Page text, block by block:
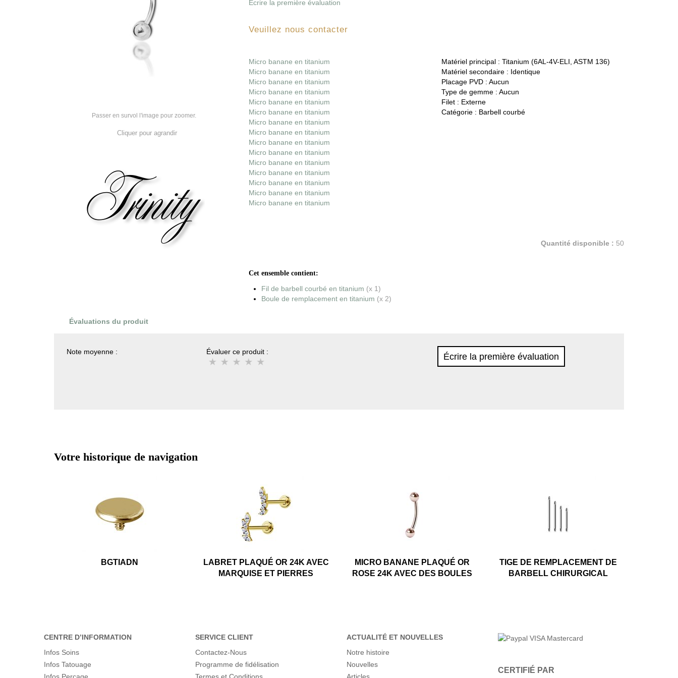
Passer en survol l'image pour zoomer.
Cliquer pour agrandir
Écrire la première évaluation
Veuillez nous contacter
Micro banane en titanium
Micro banane en titanium
Micro banane en titanium
Micro banane en titanium
Micro banane en titanium
Micro banane en titanium
Micro banane en titanium
Micro banane en titanium
Micro banane en titanium
Micro banane en titanium
Micro banane en titanium
Micro banane en titanium
Micro banane en titanium
Micro banane en titanium
Micro banane en titanium
Matériel principal : Titanium (6AL-4V-ELI, ASTM 136)
Matériel secondaire : Identique
Placage PVD : Aucun
Type de gemme : Aucun
Filet : Externe
Catégorie : Barbell courbé
Quantité disponible : 50
Cet ensemble contient:
Fil de barbell courbé en titanium (x 1)
Boule de remplacement en titanium (x 2)
Évaluations du produit
Note moyenne : Évaluer ce produit : Écrire la première évaluation
Votre historique de navigation
BGTIADN
LABRET PLAQUÉ OR 24K AVEC
MARQUISE ET PIERRES
MICRO BANANE PLAQUÉ OR
ROSE 24K AVEC DES BOULES
TIGE DE REMPLACEMENT DE
BARBELL CHIRURGICAL
CENTRE D’INFORMATION
Infos Soins
Infos Tatouage
SERVICE CLIENT
Contactez-Nous
Programme de fidélisation
ACTUALITÉ ET NOUVELLES
Notre histoire
Nouvelles
CERTIFIÉ PAR